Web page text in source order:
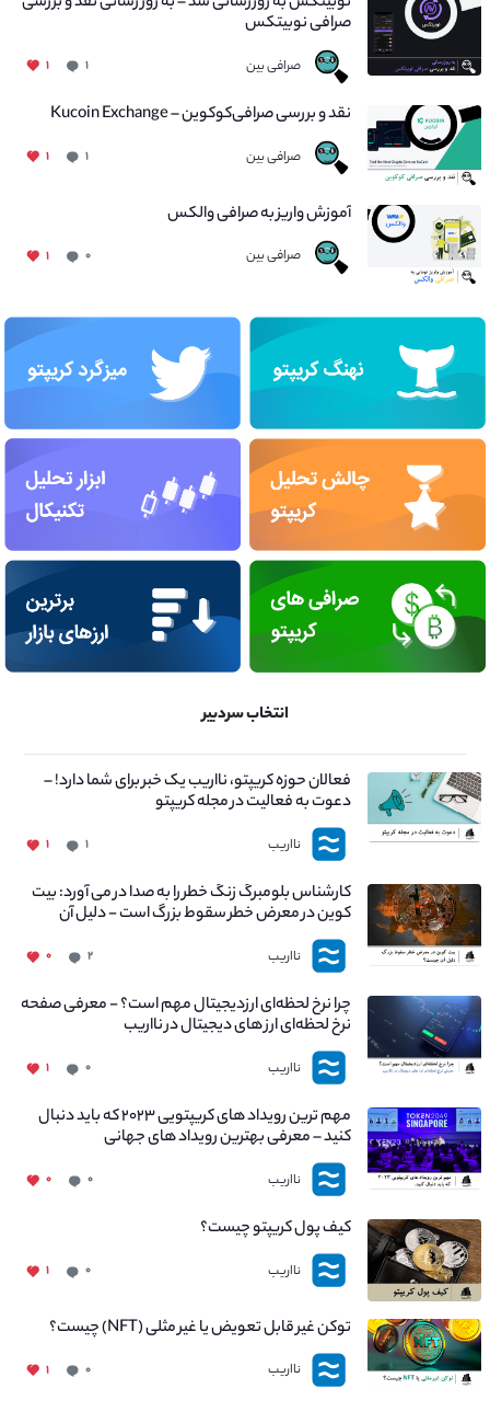
صرافی نوبیتکس
صرافی بین ۱ ۱
نقد و بررسی صرافی‌کوکوین – Kucoin Exchange
صرافی بین ۱ ۱
آموزش واریز به صرافی والکس
صرافی بین ۰ ۱
انتخاب سردبیر
فعالان حوزه کریپتو، نااریب یک خبر برای شما دارد! –
دعوت به فعالیت در مجله کریپتو
نااریب ۱ ۱
کارشناس بلومبرگ زنگ خطر را به صدا در می آورد: بیت
کوین در معرض خطر سقوط بزرگ است - دلیل آن
چیست؟
نااریب ۲ ۰
چرا نرخ لحظه‌ای ارزدیجیتال مهم است؟ - معرفی صفحه
نرخ لحظه‌ای ارز های دیجیتال در نااریب
نااریب ۰ ۱
مهم ترین رویداد های کریپتویی ۲۰۲۳ که باید دنبال
کنید – معرفی بهترین رویداد های جهانی
نااریب ۰ ۰
کیف پول کریپتو چیست؟
نااریب ۰ ۱
توکن غیر قابل تعویض یا غیر مثلی (NFT) چیست؟
نااریب ۰ ۱